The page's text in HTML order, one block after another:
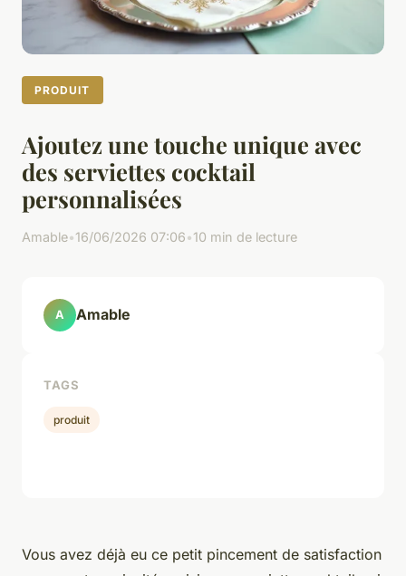
PRODUIT
Ajoutez une touche unique avec
des serviettes cocktail
personnalisées
Amable•16/06/2026 07:06•10 min de lecture
Vous avez déjà eu ce petit pincement de satisfaction
A Amable
TAGS
produit